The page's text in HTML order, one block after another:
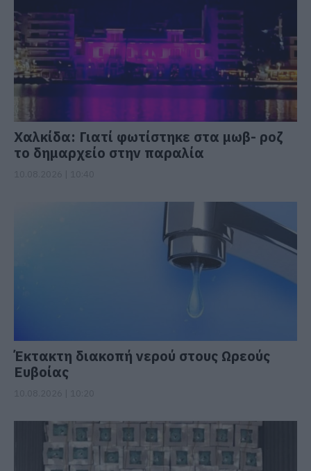
Χαλκίδα: Γιατί φωτίστηκε στα μωβ- ροζ
το δημαρχείο στην παραλία
Έκτακτη διακοπή νερού στους Ωρεούς
Ευβοίας